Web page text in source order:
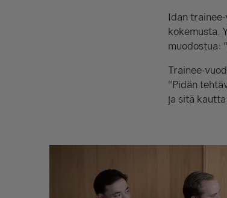
Idan
kokemusta.
muodostua:
Trainee-
“Pidän
ja sitä